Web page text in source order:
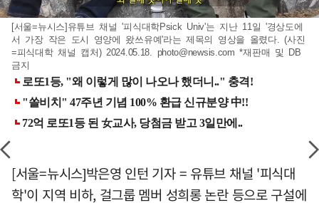
[서울=뉴시스]유튜브 채널 '피식대학Psick Univ'는 지난 11일 '경상도에
서 가장 작은 도시 영양에 왔쓰유예'라는 제목의 영상을 올렸다. (사진
=피식대학 채널 캡처) 2024.05.18. photo@newsis.com *재판매 및 DB
금지
[서울=뉴시스]박은영 인턴 기자 = 유튜브 채널 '피식대
학'이 지역 비하, 걸그룹 멤버 성희롱 논란 등으로 구설에